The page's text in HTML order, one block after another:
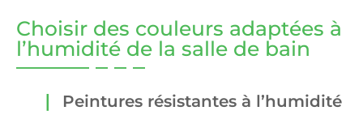
Choisir des couleurs adaptées à
l’humidité de la salle de bain
Peintures résistantes à l’humidité